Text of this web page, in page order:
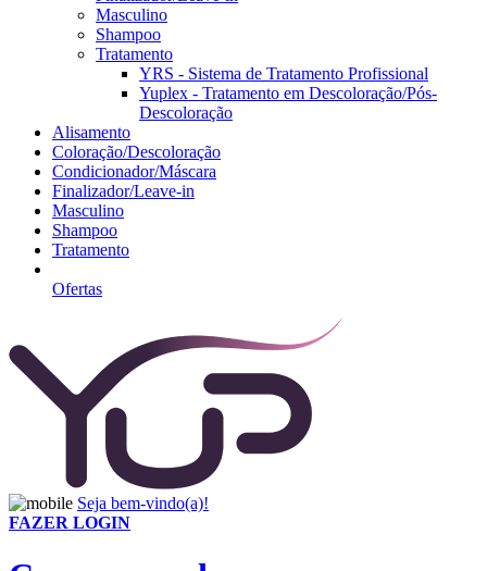
Masculino
Shampoo
Tratamento
YRS - Sistema de Tratamento Profissional
Yuplex - Tratamento em Descoloração/Pós-
Descoloração
Alisamento
Coloração/Descoloração
Condicionador/Máscara
Finalizador/Leave-in
Masculino
Shampoo
Tratamento
Ofertas
Seja bem-vindo(a)!
FAZER LOGIN